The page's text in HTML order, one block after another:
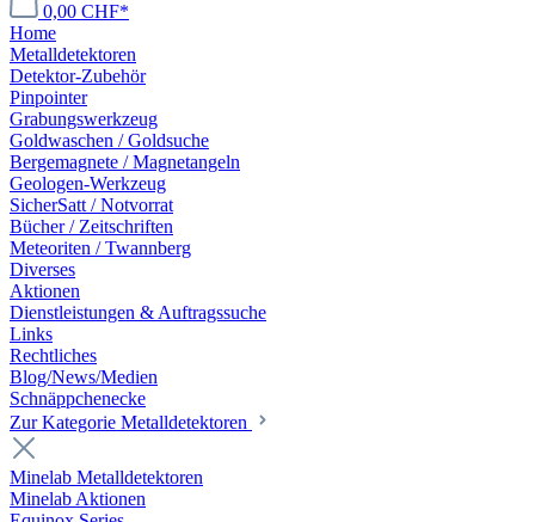
0,00 CHF*
Home
Metalldetektoren
Detektor-Zubehör
Pinpointer
Grabungswerkzeug
Goldwaschen / Goldsuche
Bergemagnete / Magnetangeln
Geologen-Werkzeug
SicherSatt / Notvorrat
Bücher / Zeitschriften
Meteoriten / Twannberg
Diverses
Aktionen
Dienstleistungen & Auftragssuche
Links
Rechtliches
Blog/News/Medien
Schnäppchenecke
Zur Kategorie Metalldetektoren
Minelab Metalldetektoren
Minelab Aktionen